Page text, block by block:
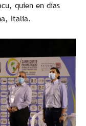
quien en días
Italia.